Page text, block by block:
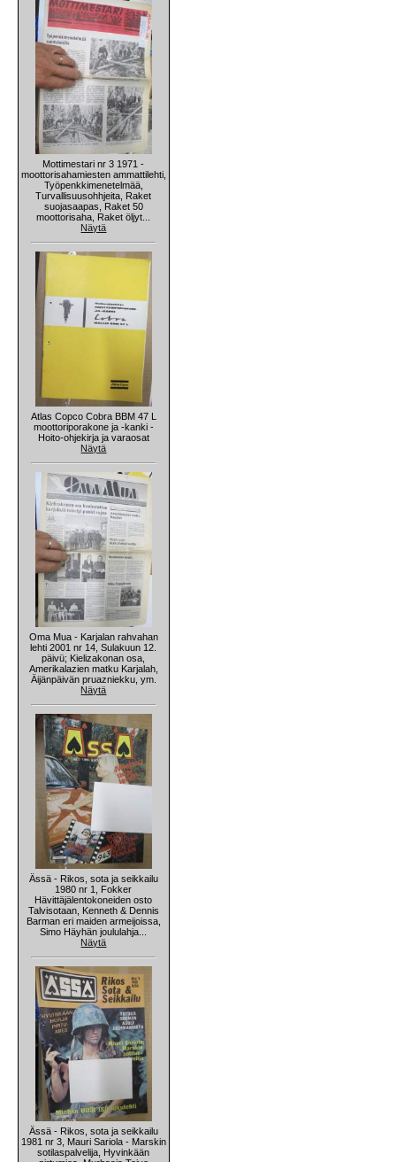
Mottimestari nr 3 1971 -
moottorisahamiesten ammattilehti,
Työpenkkimenetelmää,
Turvallisuusohhjeita, Raket
suojasaapas, Raket 50
moottorisaha, Raket öljyt...
Näytä
Atlas Copco Cobra BBM 47 L
moottoriporakone ja -kanki -
Hoito-ohjekirja ja varaosat
Näytä
Oma Mua - Karjalan rahvahan
lehti 2001 nr 14, Sulakuun 12.
päivü; Kielizakonan osa,
Amerikalazien matku Karjalah,
Äijänpäivän pruazniekku, ym.
Näytä
Ässä - Rikos, sota ja seikkailu
1980 nr 1, Fokker
Hävittäjälentokoneiden osto
Talvisotaan, Kenneth & Dennis
Barman eri maiden armeijoissa,
Simo Häyhän joululahja...
Näytä
Ässä - Rikos, sota ja seikkailu
1981 nr 3, Mauri Sariola - Marskin
sotilaspalvelija, Hyvinkään